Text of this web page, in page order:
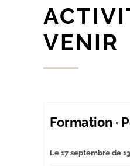
VENIR
Formation ·
Le 17 septembre de